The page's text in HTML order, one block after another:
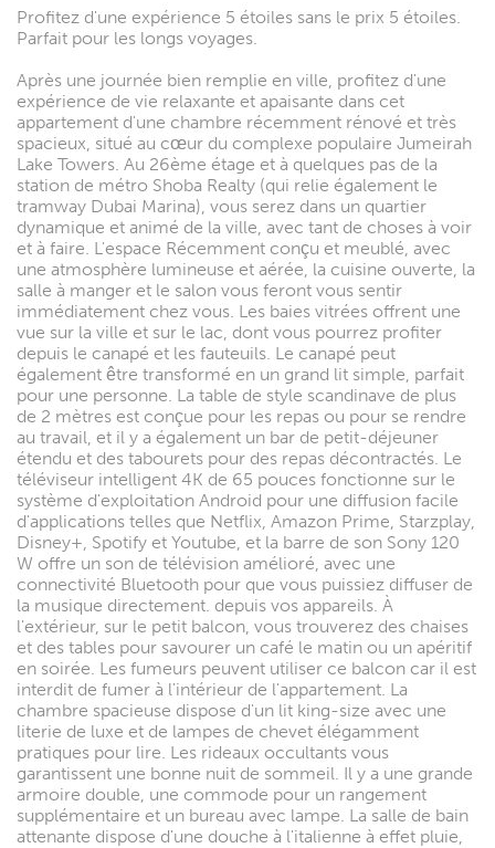
Profitez d'une expérience 5 étoiles sans le prix 5 étoiles.
Parfait pour les longs voyages.
Après une journée bien remplie en ville, profitez d'une
expérience de vie relaxante et apaisante dans cet
appartement d'une chambre récemment rénové et très
spacieux, situé au cœur du complexe populaire Jumeirah
Lake Towers. Au 26ème étage et à quelques pas de la
station de métro Shoba Realty (qui relie également le
tramway Dubai Marina), vous serez dans un quartier
dynamique et animé de la ville, avec tant de choses à voir
et à faire. L'espace Récemment conçu et meublé, avec
une atmosphère lumineuse et aérée, la cuisine ouverte, la
salle à manger et le salon vous feront vous sentir
immédiatement chez vous. Les baies vitrées offrent une
vue sur la ville et sur le lac, dont vous pourrez profiter
depuis le canapé et les fauteuils. Le canapé peut
également être transformé en un grand lit simple, parfait
pour une personne. La table de style scandinave de plus
de 2 mètres est conçue pour les repas ou pour se rendre
au travail, et il y a également un bar de petit-déjeuner
étendu et des tabourets pour des repas décontractés. Le
téléviseur intelligent 4K de 65 pouces fonctionne sur le
système d'exploitation Android pour une diffusion facile
d'applications telles que Netflix, Amazon Prime, Starzplay,
Disney+, Spotify et Youtube, et la barre de son Sony 120
W offre un son de télévision amélioré, avec une
connectivité Bluetooth pour que vous puissiez diffuser de
la musique directement. depuis vos appareils. À
l'extérieur, sur le petit balcon, vous trouverez des chaises
et des tables pour savourer un café le matin ou un apéritif
en soirée. Les fumeurs peuvent utiliser ce balcon car il est
interdit de fumer à l'intérieur de l'appartement. La
chambre spacieuse dispose d'un lit king-size avec une
literie de luxe et de lampes de chevet élégamment
pratiques pour lire. Les rideaux occultants vous
garantissent une bonne nuit de sommeil. Il y a une grande
armoire double, une commode pour un rangement
supplémentaire et un bureau avec lampe. La salle de bain
attenante dispose d'une douche à l'italienne à effet pluie,